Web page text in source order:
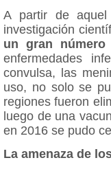
A partir de
investigación
un gran número
enfermedades
convulsa, las
uso, no solo se
regiones fueron
luego de una
en 2016 se pudo
La amenaza de